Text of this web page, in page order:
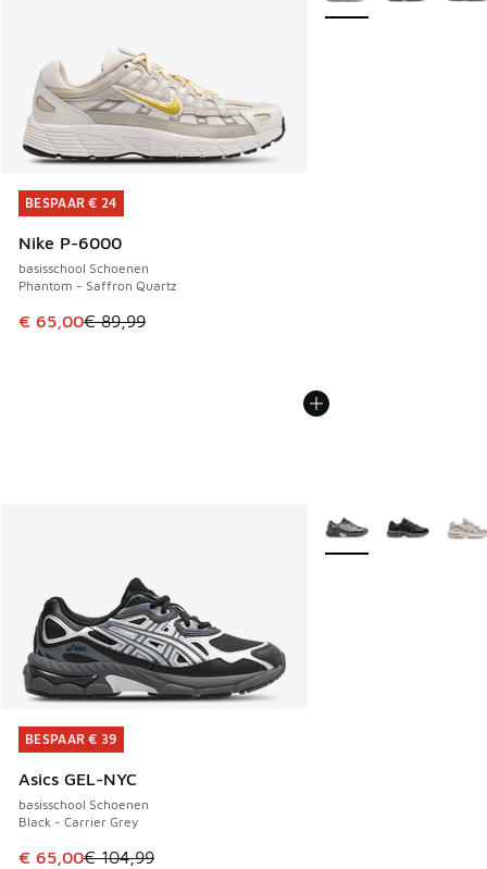
BESPAAR € 24
Nike P-6000
basisschool Schoenen
Phantom - Saffron Quartz
Dit artikel is in de uitverkoop. Dit artikel is in de
€ 65,00€ 89,99
BESPAAR € 24
BESPAAR € 39
Asics GEL-NYC
basisschool Schoenen
Black - Carrier Grey
Dit artikel is in de uitverkoop. Dit artikel is in de
€ 65,00€ 104,99
BESPAAR € 39
Meer kleuren